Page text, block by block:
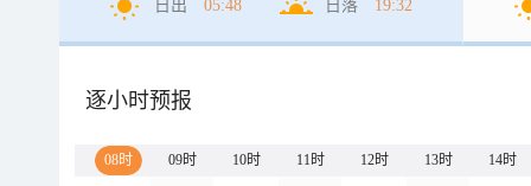
日出 05:48 日落 19:32
逐小时预报
08时 09时 10时 11时 12时 13时 14时